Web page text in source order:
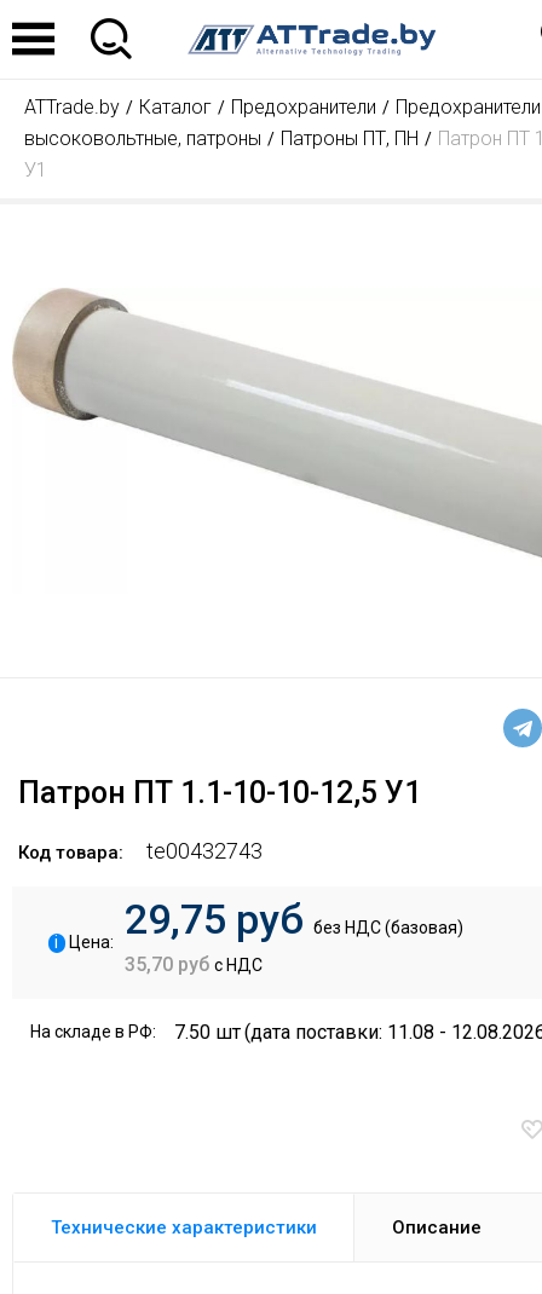
ATTrade.by Каталог Предохранители
Предохранители
высоковольтные, патроны
Патроны ПТ, ПН
Патрон ПТ
У1
Патрон ПТ 1.1-10-10-12,5 У1
Код товара: te00432743
i Цена: 29,75 руб без НДС (базовая)
35,70 руб с НДС
На складе в РФ: 7.50 шт(дата поставки: 11.08 -
Технические характеристики Описание